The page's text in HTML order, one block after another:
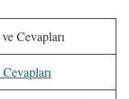
Cevapları